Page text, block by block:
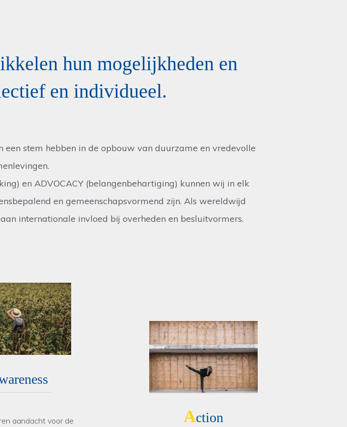
hun mogelijkheden en
en individueel.
stem hebben in de opbouw van duurzame en vredevolle
en ADVOCACY (belangenbehartiging) kunnen wij in elk
en gemeenschapsvormend zijn. Als wereldwijd
internationale invloed bij overheden en besluitvormers.
aandacht voor de
Action